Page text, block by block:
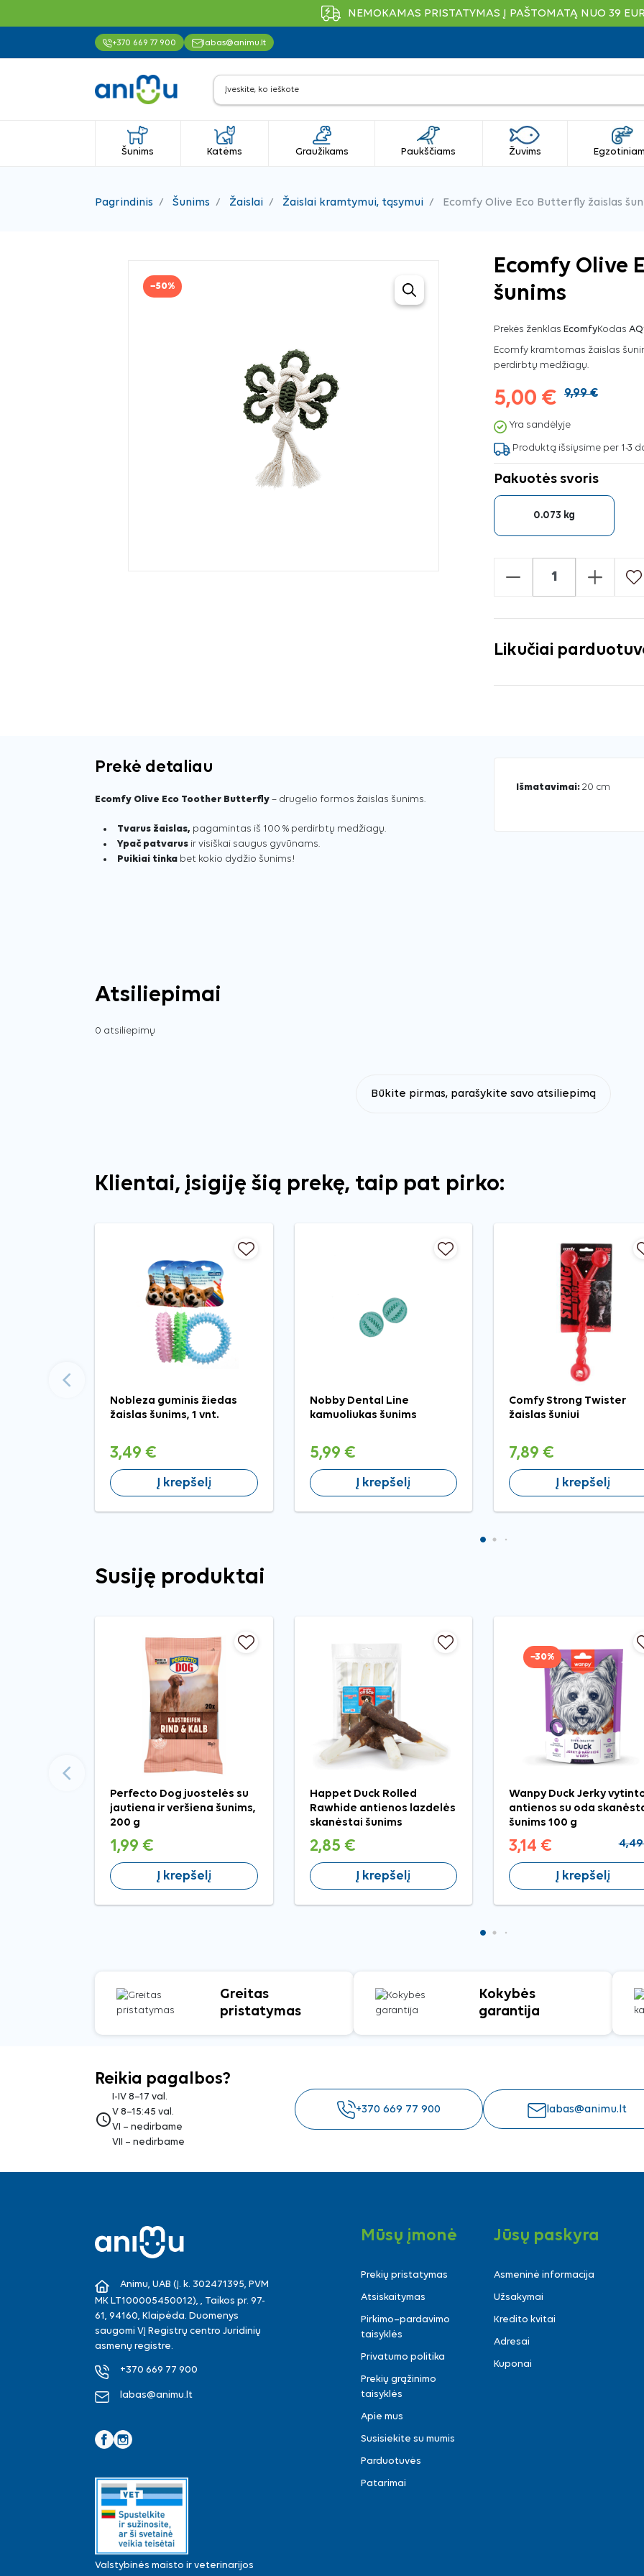
NEMOKAMAS PRISTATYMAS Į PAŠTOMATĄ NUO 39
+370 669 77 900 labas@animu.lt
Šunims Katėms Graužikams Paukščiams Žuvims
Pagrindinis Šunims Žaislai Žaislai kramtymui, tąsymui Ecomfy Olive Eco Butterfly žaislas
−50%
Ecomfy Olive
šunims
Prekės ženklas EcomfyKodas
Ecomfy kramtomas žaislas
perdirbtų medžiagų.
5,00 € 9,99 €
Yra sandėlyje
Produktą išsiųsime per 1-3
Pakuotės svoris
0.073 kg
- +
Likučiai
Prekė detaliau
Ecomfy Olive Eco Toother Butterfly – drugelio formos žaislas šunims.
Tvarus žaislas, pagamintas iš 100 % perdirbtų medžiagų.
Ypač patvarus ir visiškai saugus gyvūnams.
Puikiai tinka bet kokio dydžio šunims!
Išmatavimai: 20 cm
Atsiliepimai
0 atsiliepimų
Būkite pirmas, parašykite savo atsiliepimą
Klientai, įsigiję šią prekę, taip pat pirko:
Nobleza guminis žiedas
žaislas šunims, 1 vnt.
3,49 €
Į krepšelį
Nobby Dental Line
kamuoliukas šunims
5,99 €
Į krepšelį
Comfy Strong Twister
žaislas šuniui
7,89 €
Į krepšelį
Ankstesnis
Susiję produktai
Perfecto Dog juostelės su
jautiena ir veršiena šunims,
200 g
1,99 €
Į krepšelį
Happet Duck Rolled
Rawhide antienos lazdelės
skanėstai šunims
2,85 €
Į krepšelį
−30%
Wanpy Duck Jerky
antienos su oda
šunims 100 g
3,14 €
Į krepšelį
Greitas
pristatymas
Kokybės
garantija
Reikia pagalbos?
access_time
I-IV 8–17 val.
V 8–15:45 val.
VI – nedirbame
VII – nedirbame
+370 669 77 900 labas@animu.lt
Animu, UAB (Į. k. 302471395, PVM
MK LT100005450012), , Taikos pr. 97-
61, 94160, Klaipėda. Duomenys
saugomi VĮ Registrų centro Juridinių
asmenų registre.
+370 669 77 900
labas@animu.lt
Valstybinės maisto ir veterinarijos
Mūsų įmonė
Prekių pristatymas
Atsiskaitymas
Pirkimo–pardavimo
taisyklės
Privatumo politika
Prekių grąžinimo
taisyklės
Apie mus
Susisiekite su mumis
Parduotuvės
Patarimai
Jūsų paskyra
Asmeninė informacija
Užsakymai
Kredito kvitai
Adresai
Kuponai